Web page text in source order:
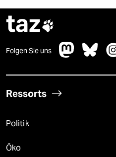
taz
Folgen Sie uns
Ressorts
Politik
Öko